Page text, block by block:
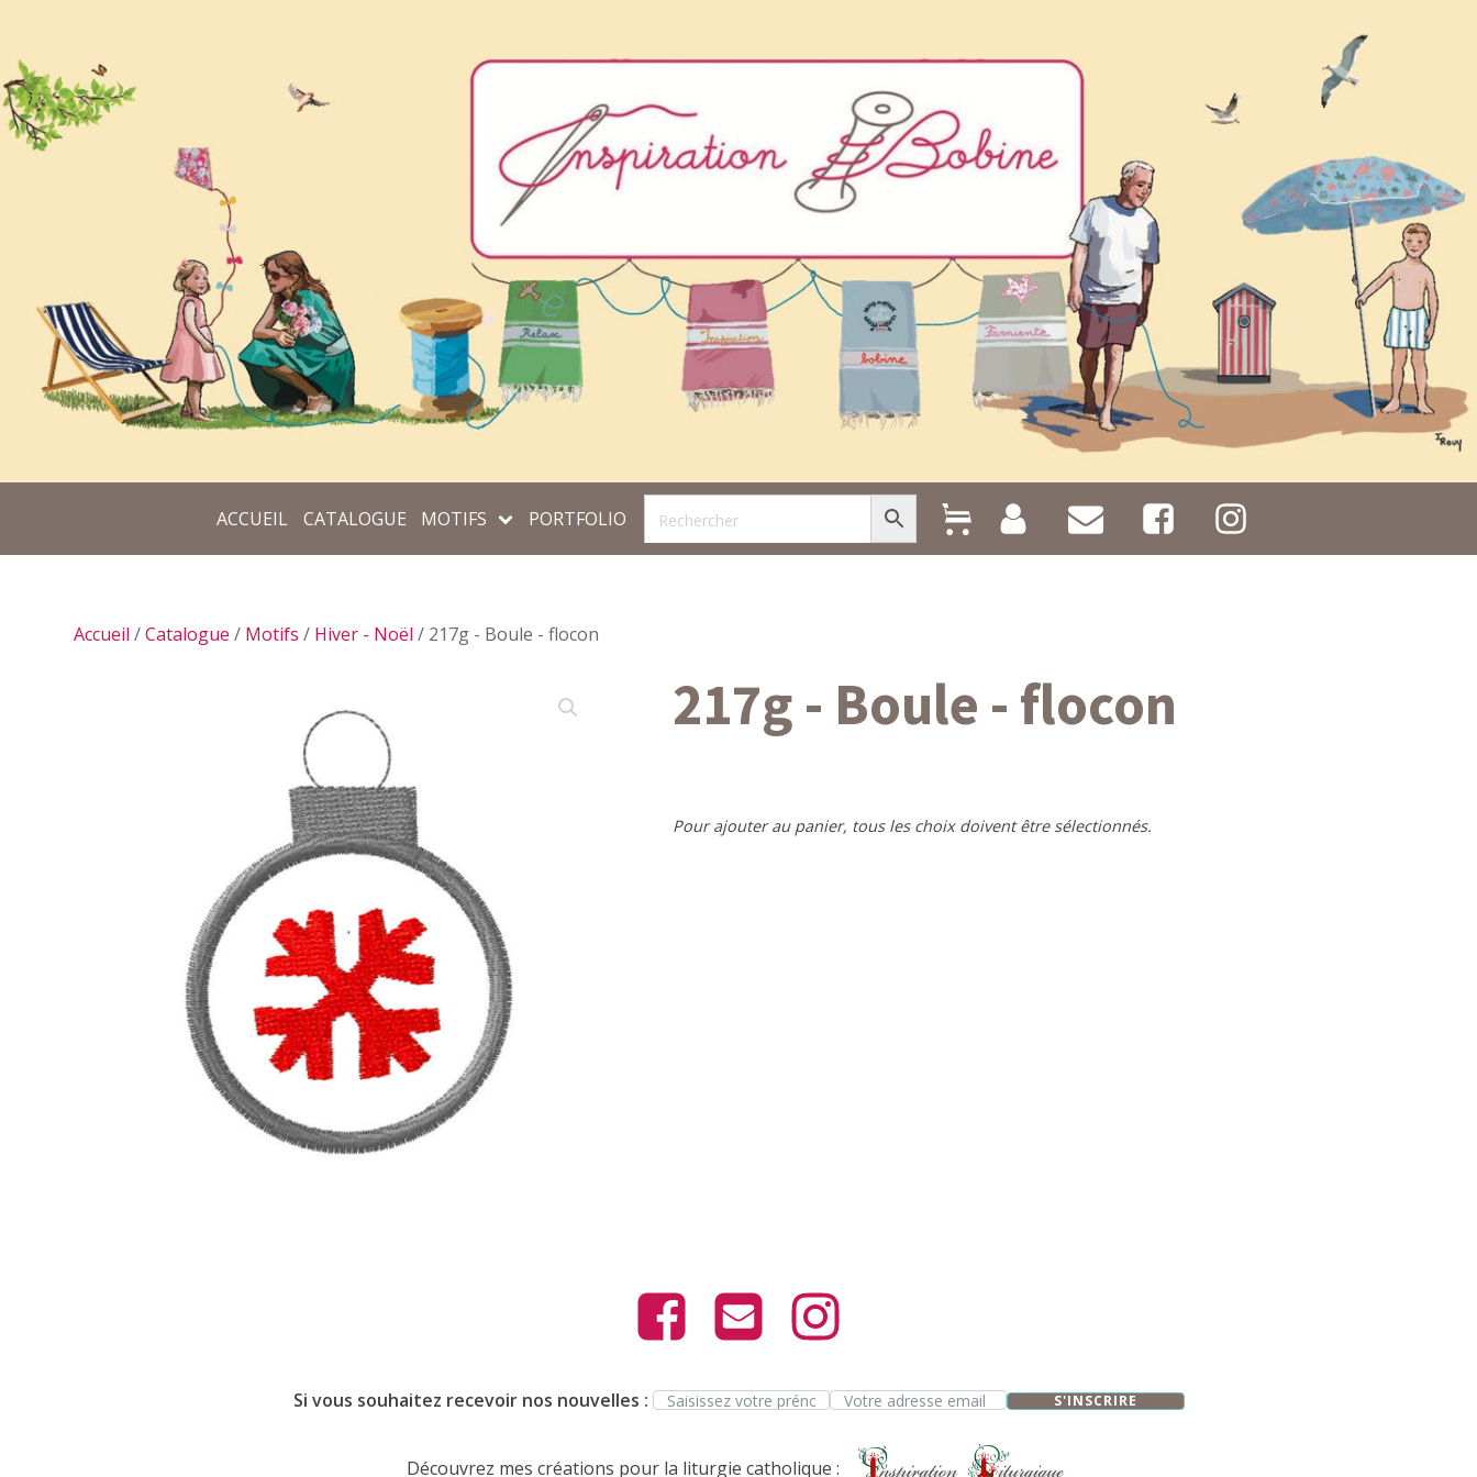
ACCUEIL CATALOGUE MOTIFS PORTFOLIO
Accueil /Catalogue / Motifs / Hiver - Noël / 217g - Boule - flocon
217g - Boule - flocon
Pour ajouter au panier, tous les choix doivent être sélectionnés.
Si vous souhaitez recevoir nos nouvelles : S'INSCRIRE
Découvrez mes créations pour la liturgie catholique :